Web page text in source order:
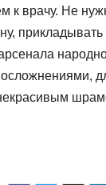
к врачу. Не